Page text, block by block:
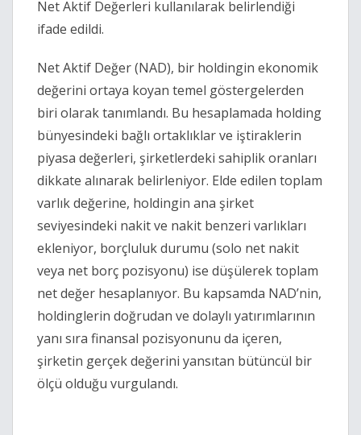
Net Aktif Değerleri kullanılarak belirlendiği
ifade edildi.
Net Aktif Değer (NAD), bir holdingin ekonomik
değerini ortaya koyan temel göstergelerden
biri olarak tanımlandı. Bu hesaplamada holding
bünyesindeki bağlı ortaklıklar ve iştiraklerin
piyasa değerleri, şirketlerdeki sahiplik oranları
dikkate alınarak belirleniyor. Elde edilen toplam
varlık değerine, holdingin ana şirket
seviyesindeki nakit ve nakit benzeri varlıkları
ekleniyor, borçluluk durumu (solo net nakit
veya net borç pozisyonu) ise düşülerek toplam
net değer hesaplanıyor. Bu kapsamda NAD’nin,
holdinglerin doğrudan ve dolaylı yatırımlarının
yanı sıra finansal pozisyonunu da içeren,
şirketin gerçek değerini yansıtan bütüncül bir
ölçü olduğu vurgulandı.